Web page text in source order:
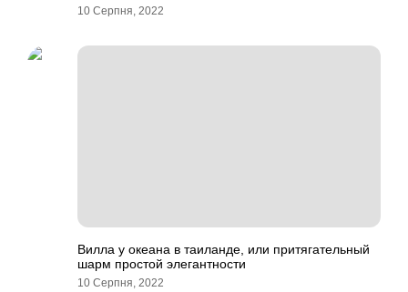
10 Серпня, 2022
Вилла у океана в таиланде, или притягательный
шарм простой элегантности
10 Серпня, 2022